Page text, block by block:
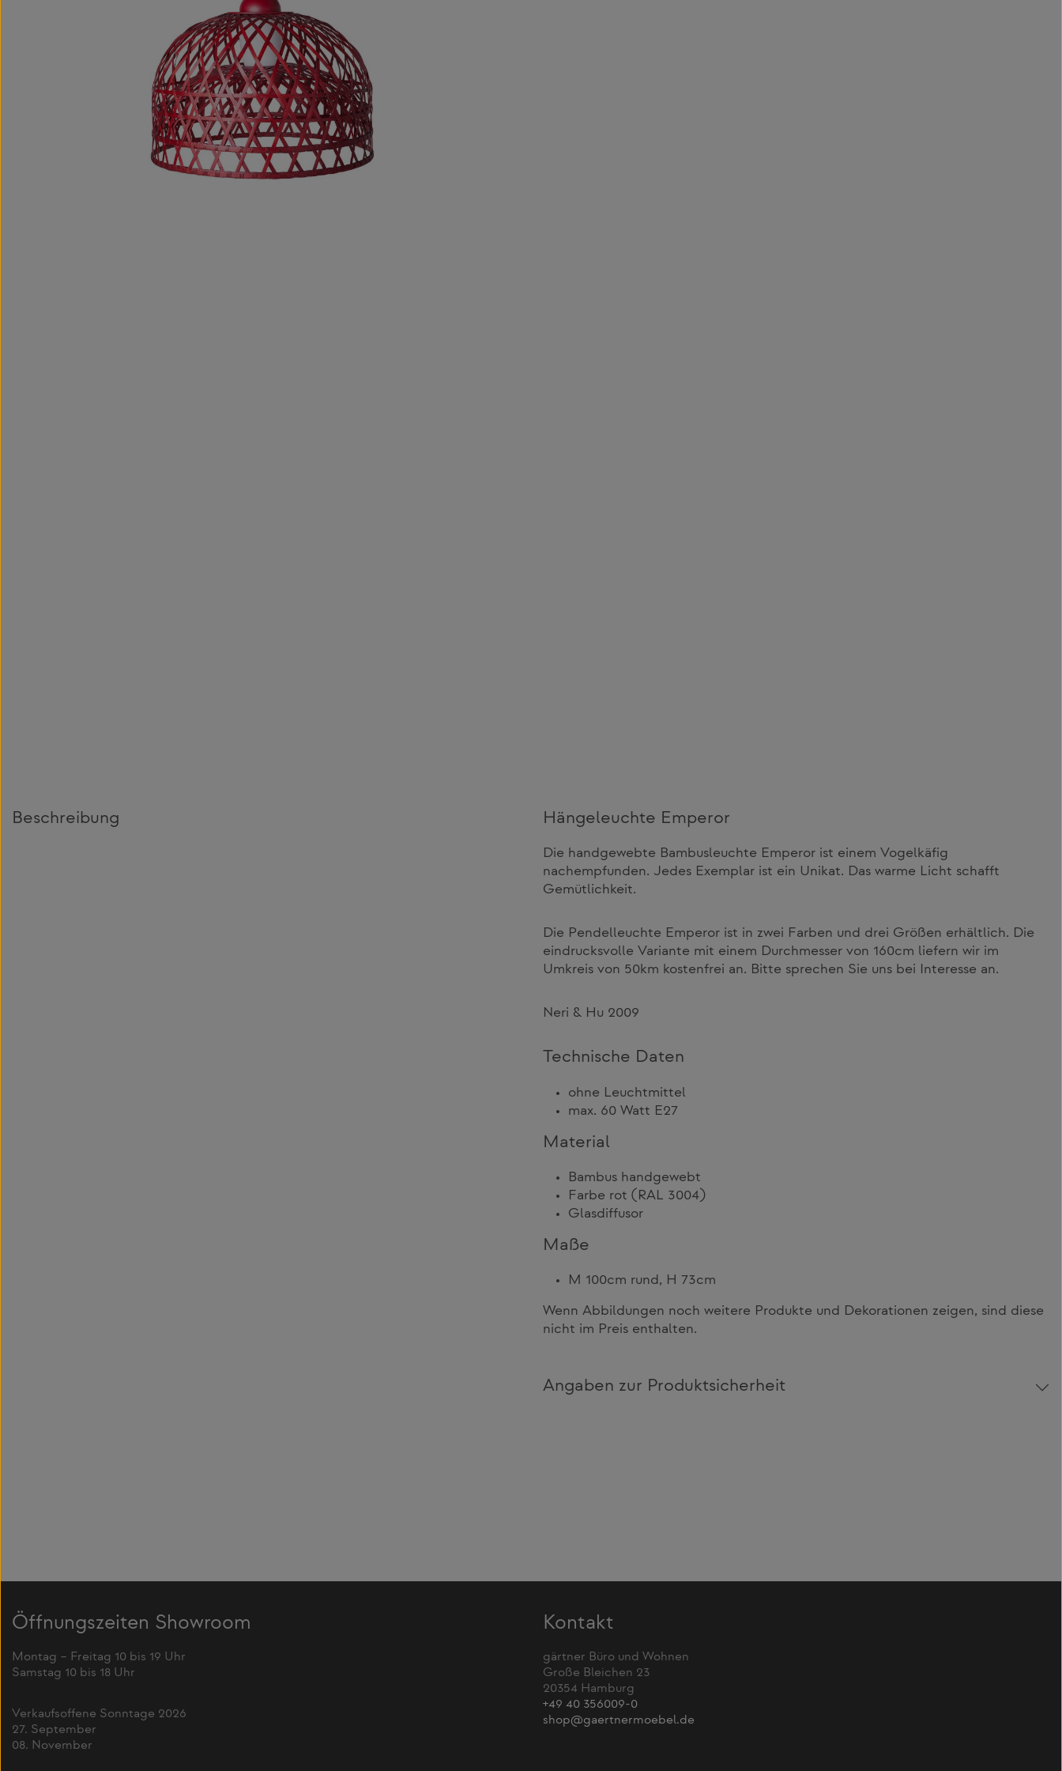
Beschreibung Hängeleuchte Emperor
Die handgewebte Bambusleuchte Emperor ist einem Vogelkäfig
nachempfunden. Jedes Exemplar ist ein Unikat. Das warme Licht schafft
Gemütlichkeit.
Die Pendelleuchte Emperor ist in zwei Farben und drei Größen erhältlich. Die
eindrucksvolle Variante mit einem Durchmesser von 160cm liefern wir im
Umkreis von 50km kostenfrei an. Bitte sprechen Sie uns bei Interesse an.
Neri & Hu 2009
Technische Daten
ohne Leuchtmittel
max. 60 Watt E27
Material
Bambus handgewebt
Farbe rot (RAL 3004)
Glasdiffusor
Maße
M 100cm rund, H 73cm
Wenn Abbildungen noch weitere Produkte und Dekorationen zeigen, sind diese
nicht im Preis enthalten.
Angaben zur Produktsicherheit
Öffnungszeiten Showroom
Montag – Freitag 10 bis 19 Uhr
Samstag 10 bis 18 Uhr
Verkaufsoffene Sonntage 2026
27. September
08. November
Kontakt
gärtner Büro und Wohnen
Große Bleichen 23
20354 Hamburg
+49 40 356009-0
shop@gaertnermoebel.de